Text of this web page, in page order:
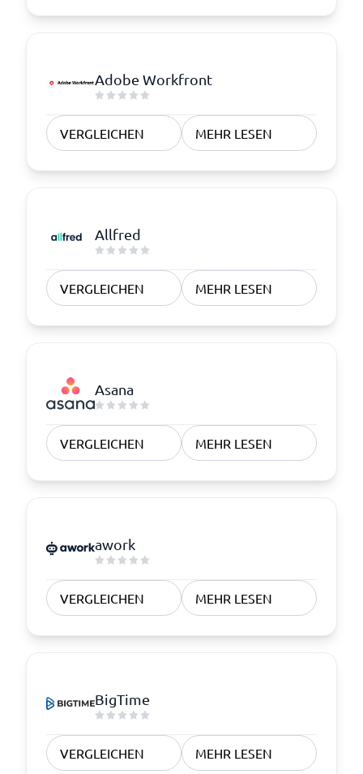
Adobe Workfront
VERGLEICHEN MEHR LESEN
Allfred
VERGLEICHEN MEHR LESEN
Asana
VERGLEICHEN MEHR LESEN
awork
VERGLEICHEN MEHR LESEN
BigTime
VERGLEICHEN MEHR LESEN